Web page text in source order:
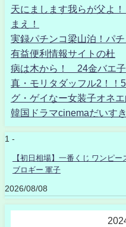
天にまします我らが父よ
まえ！
実録パチンコ梁山泊！パ
有益便利情報サイトの杜
病は木から！ 24金バエ
真・モリタダッフル2！！
グ・ゲイなー女装子オネ
韓国ドラマcinemaだいす
1 -
【初日相場】一番くじ ワンピ
ブロギー 軍子
2026/08/08